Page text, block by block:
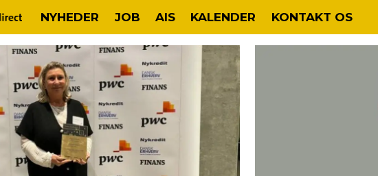
NYHEDER JOB AIS KALENDER KONTAKT OS